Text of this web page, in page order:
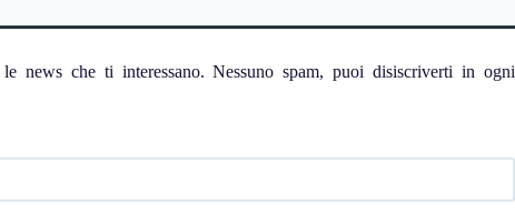
le news che ti interessano. Nessuno spam, puoi disiscriverti in ogni